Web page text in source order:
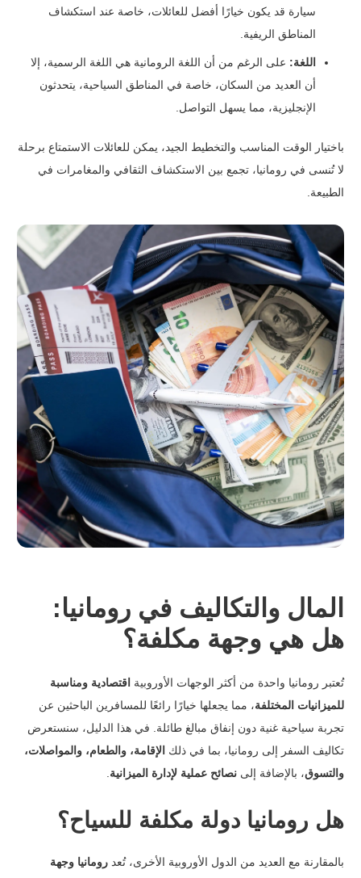
سيارة قد يكون خيارًا أفضل للعائلات، خاصة عند استكشاف
المناطق الريفية.
اللغة: على الرغم من أن اللغة الرومانية هي اللغة الرسمية، إلا
أن العديد من السكان، خاصة في المناطق السياحية، يتحدثون
الإنجليزية، مما يسهل التواصل.
باختيار الوقت المناسب والتخطيط الجيد، يمكن للعائلات الاستمتاع برحلة
لا تُنسى في رومانيا، تجمع بين الاستكشاف الثقافي والمغامرات في
الطبيعة.
المال والتكاليف في رومانيا:
هل هي وجهة مكلفة؟
تُعتبر رومانيا واحدة من أكثر الوجهات الأوروبية اقتصادية ومناسبة
للميزانيات المختلفة، مما يجعلها خيارًا رائعًا للمسافرين الباحثين عن
تجربة سياحية غنية دون إنفاق مبالغ طائلة. في هذا الدليل، سنستعرض
تكاليف السفر إلى رومانيا، بما في ذلك الإقامة، والطعام، والمواصلات،
والتسوق، بالإضافة إلى نصائح عملية لإدارة الميزانية
هل رومانيا دولة مكلفة للسياح؟
بالمقارنة مع العديد من الدول الأوروبية الأخرى، تُعد رومانيا وجهة